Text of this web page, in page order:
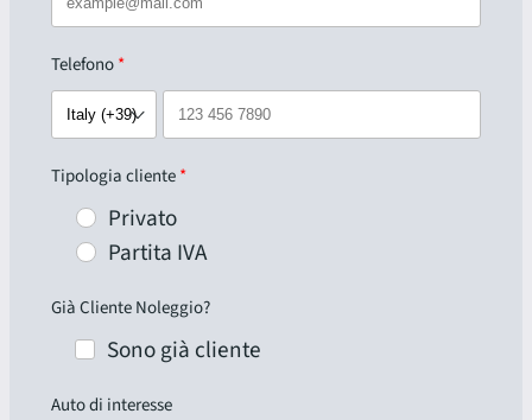
Telefono
Tipologia cliente
Privato
Partita IVA
Già Cliente Noleggio?
Sono già cliente
Auto di interesse